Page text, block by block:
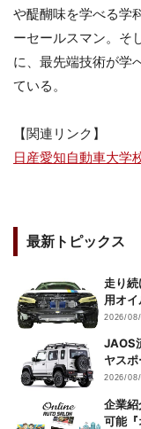
や醍醐味を学べる学
ーセールスマン。そ
に、最先端技術が学
ている。
【関連リンク】
日産愛知自動車大学
最新トピックス
走り
用オイ
2026/
JAOS
ヤス
2026/
企業
可能